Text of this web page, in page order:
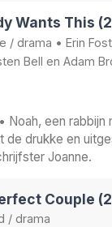
Wants This
/ drama • Erin
Bell en Adam
• Noah, een
de drukke en
Joanne.
Couple
/ drama